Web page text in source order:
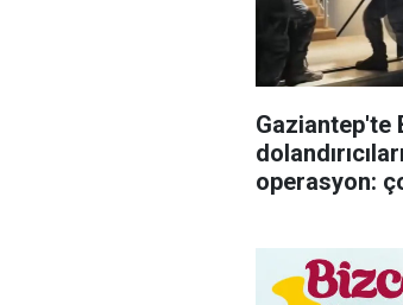
Gaziantep'te
operasyon: